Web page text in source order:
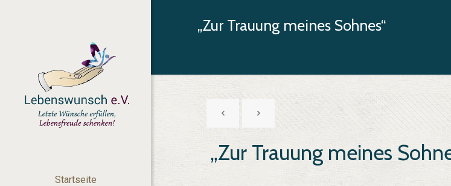
Startseite
„Zur Trauung meines Sohnes“
„Zur Trauung meines